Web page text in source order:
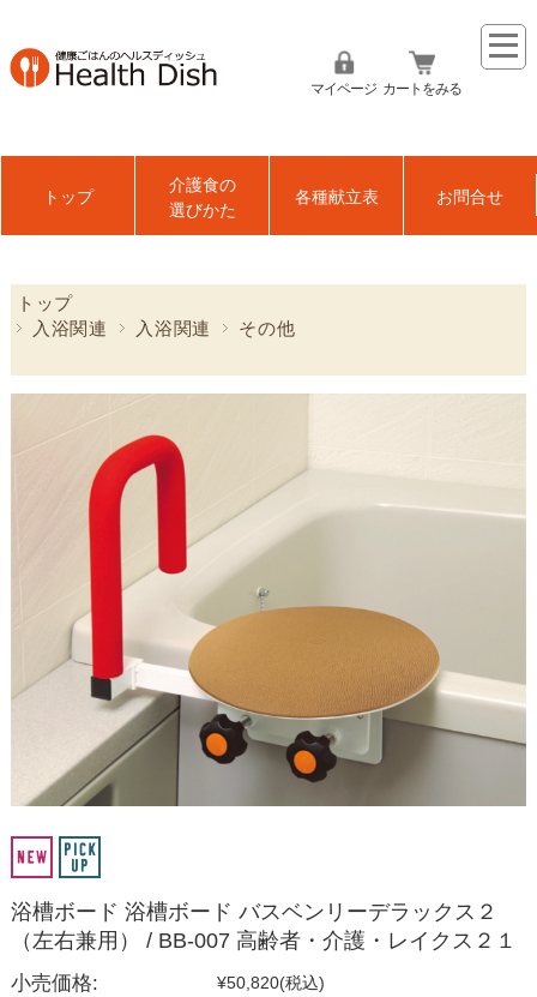
マイページ カートをみる
トップ
介護食の
選びかた
各種献立表 お問合せ
トップ
入浴関連
入浴関連 その他
浴槽ボード 浴槽ボード バスベンリーデラックス２
（左右兼用） / BB-007 高齢者・介護・レイクス２１
小売価格: ¥50,820(税込)